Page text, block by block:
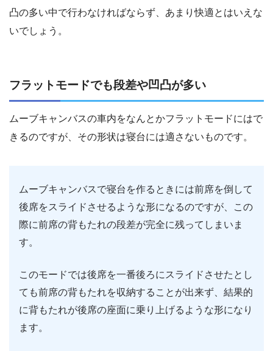
凸の多い中で行わなければならず、あまり快適とはいえな
いでしょう。
フラットモードでも段差や凹凸が多い
ムーブキャンバスの車内をなんとかフラットモードにはで
きるのですが、その形状は寝台には適さないものです。
ムーブキャンバスで寝台を作るときには前席を倒して
後席をスライドさせるような形になるのですが、この
際に前席の背もたれの段差が完全に残ってしまいま
す。
このモードでは後席を一番後ろにスライドさせたとし
ても前席の背もたれを収納することが出来ず、結果的
に背もたれが後席の座面に乗り上げるような形になり
ます。